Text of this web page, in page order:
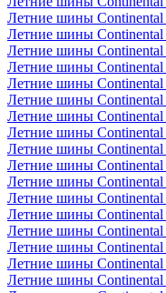
Летние шины Continental
Летние шины Continental
Летние шины Continental
Летние шины Continental
Летние шины Continental
Летние шины Continental
Летние шины Continental
Летние шины Continental
Летние шины Continental
Летние шины Continental
Летние шины Continental
Летние шины Continental
Летние шины Continental
Летние шины Continental
Летние шины Continental
Летние шины Continental
Летние шины Continental